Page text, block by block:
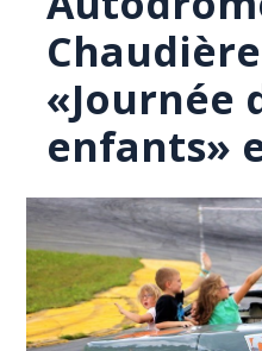
«Journée
enfants»